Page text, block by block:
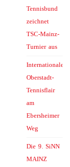
Tennisbund
zeichnet
TSC-Mainz-
Turnier aus
Internationales
Oberstadt-
Tennisflair
am
Ebersheimer
Weg
Die 9. SiNN
MAINZ